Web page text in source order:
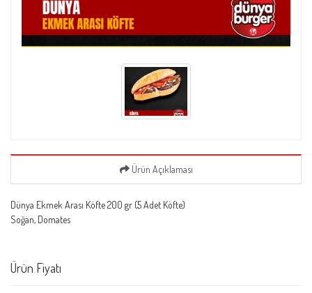
Ürün Açıklaması
Dünya Ekmek Arası Köfte 200 gr (5 Adet Köfte)
Soğan, Domates
Ürün Fiyatı